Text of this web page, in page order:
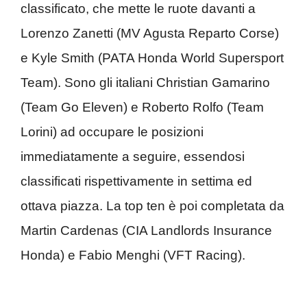
classificato, che mette le ruote davanti a
Lorenzo Zanetti (MV Agusta Reparto Corse)
e Kyle Smith (PATA Honda World Supersport
Team). Sono gli italiani Christian Gamarino
(Team Go Eleven) e Roberto Rolfo (Team
Lorini) ad occupare le posizioni
immediatamente a seguire, essendosi
classificati rispettivamente in settima ed
ottava piazza. La top ten è poi completata da
Martin Cardenas (CIA Landlords Insurance
Honda) e Fabio Menghi (VFT Racing).